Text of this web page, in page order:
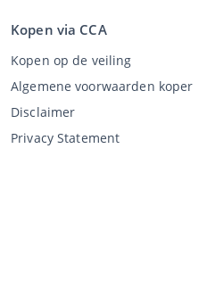
Kopen via CCA
Kopen op de veiling
Algemene voorwaarden koper
Disclaimer
Privacy Statement